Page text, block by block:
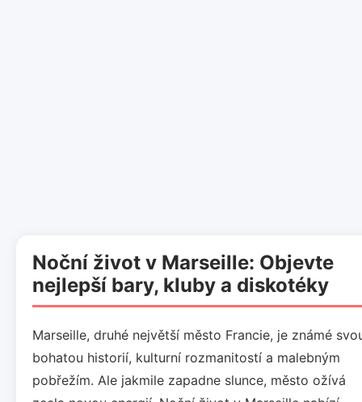
Noční život v Marseille: Objevte
nejlepší bary, kluby a diskotéky
Marseille, druhé největší město Francie, je známé
bohatou historií, kulturní rozmanitostí a malebným
pobřežím. Ale jakmile zapadne slunce, město ožívá